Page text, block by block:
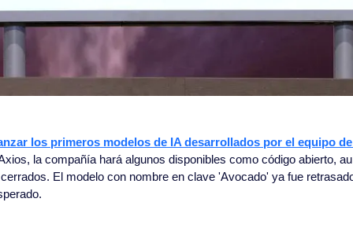
los primeros modelos de IA desarrollados por el equipo
la compañía hará algunos disponibles como código abierto,
El modelo con nombre en clave 'Avocado' ya fue